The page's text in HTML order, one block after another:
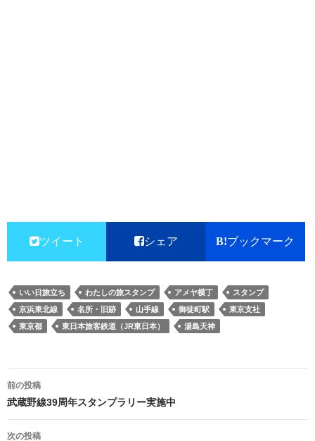
ツイート シェア ブックマーク
いい日旅立ち わたしの旅スタンプ アメヤ横丁
スタンプ
京浜東北線
名所・旧跡 山手線 御徒町駅
東京支社
東京都
東日本旅客鉄道（JR東日本） 湯島天神
投
稿
ナ
前の投稿
武蔵野線39周年スタンプラリー実施中
次の投稿